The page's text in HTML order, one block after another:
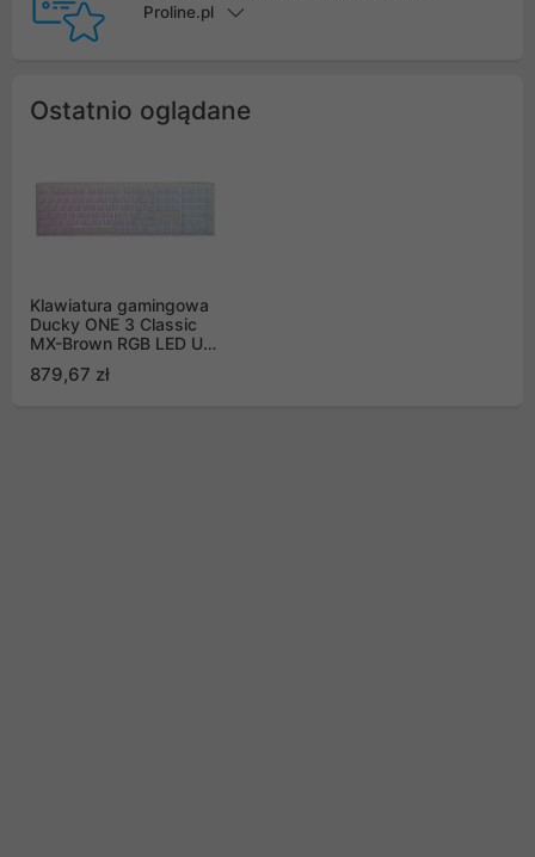
Proline.pl
Ostatnio oglądane
Klawiatura gamingowa
Ducky ONE 3 Classic
MX-Brown RGB LED US
879,67 zł